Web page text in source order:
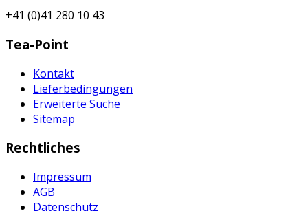
+41 (0)41 280 10 43
Tea-Point
Kontakt
Lieferbedingungen
Erweiterte Suche
Sitemap
Rechtliches
Impressum
AGB
Datenschutz